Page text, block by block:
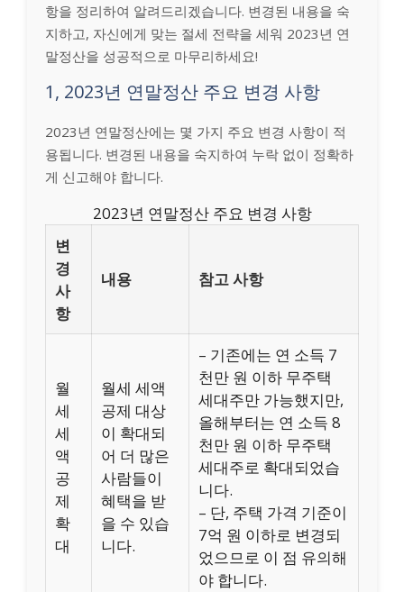
항을 정리하여 알려드리겠습니다. 변경된 내용을 숙
지하고, 자신에게 맞는 절세 전략을 세워 2023년 연
말정산을 성공적으로 마무리하세요!
1, 2023년 연말정산 주요 변경 사항
2023년 연말정산에는 몇 가지 주요 변경 사항이 적
용됩니다. 변경된 내용을 숙지하여 누락 없이 정확하
게 신고해야 합니다.
2023년 연말정산 주요 변경 사항
변
경
사
항
내용 참고 사항
월
세
세
액
공
제
확
대
월세 세액
공제 대상
이 확대되
어 더 많은
사람들이
혜택을 받
을 수 있습
니다.
– 기존에는 연 소득 7
천만 원 이하 무주택
세대주만 가능했지만,
올해부터는 연 소득 8
천만 원 이하 무주택
세대주로 확대되었습
니다.
– 단, 주택 가격 기준이
7억 원 이하로 변경되
었으므로 이 점 유의해
야 합니다.